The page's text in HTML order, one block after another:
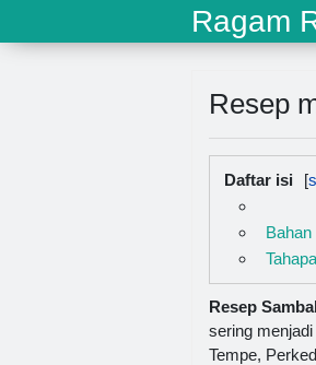
Ragam
Resep
Daftar isi
Resep
sering
Tempe,